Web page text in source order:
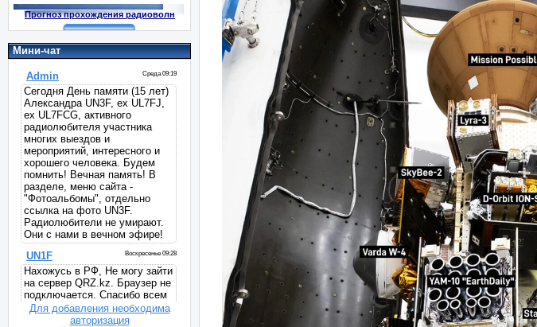
Прогноз прохождения радиоволн
Мини-чат
Для добавления необходима
авторизация